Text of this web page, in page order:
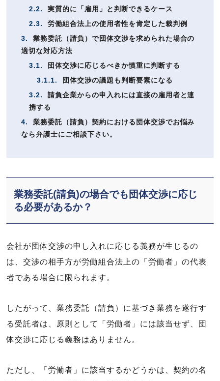
2.2.
実質的に「雇用」と判断できるケース
2.3.
労働組合法上の使用者性を肯定した裁判例
3.
業務委託（請負）で団体交渉を求められた場合の
適切な対応方法
3.1.
団体交渉に応じるべきか慎重に判断する
3.1.1.
団体交渉の議題も判断要素になる
3.2.
請負企業からの申入れには直接の雇用者と連
携する
4.
業務委託（請負）契約における団体交渉でお悩み
なら弁護士にご相談下さい。
業務委託(請負)の場合でも団体交渉に応じ
る必要があるか？
会社が団体交渉の申し入れに応じる義務が生じるの
は、交渉の相手方が労働組合法上の「労働者」の代表
者である場合に限られます。
したがって、業務委託（請負）に基づき業務を遂行す
る受託者は、原則として「労働者」には該当せず、団
体交渉に応じる義務はありません。
ただし、「労働者」に該当するかどうかは、契約の名